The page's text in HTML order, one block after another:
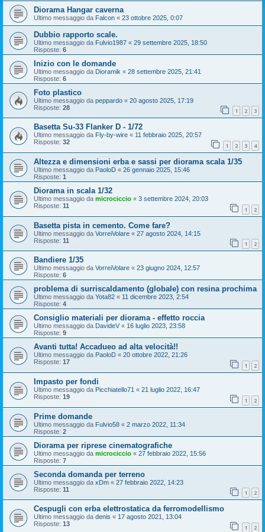
Diorama Hangar caverna
Ultimo messaggio da Falcon « 23 ottobre 2025, 0:07
Dubbio rapporto scale.
Ultimo messaggio da Fulvio1987 « 29 settembre 2025, 18:50
Risposte: 6
Inizio con le domande
Ultimo messaggio da Dioramik « 28 settembre 2025, 21:41
Risposte: 6
Foto plastico
Ultimo messaggio da peppardo « 20 agosto 2025, 17:19
Risposte: 28 1 2 3
Basetta Su-33 Flanker D - 1/72
Ultimo messaggio da Fly-by-wire « 11 febbraio 2025, 20:57
Risposte: 32 1 2 3 4
Altezza e dimensioni erba e sassi per diorama scala 1/35
Ultimo messaggio da PaoloD « 26 gennaio 2025, 15:46
Risposte: 1
Diorama in scala 1/32
Ultimo messaggio da microciccio « 3 settembre 2024, 20:03
Risposte: 11 1 2
Basetta pista in cemento. Come fare?
Ultimo messaggio da VorreiVolare « 27 agosto 2024, 14:15
Risposte: 11 1 2
Bandiere 1/35
Ultimo messaggio da VorreiVolare « 23 giugno 2024, 12:57
Risposte: 6
problema di surriscaldamento (globale) con resina prochima
Ultimo messaggio da Yota82 « 11 dicembre 2023, 2:54
Risposte: 4
Consiglio materiali per diorama - effetto roccia
Ultimo messaggio da DavideV « 16 luglio 2023, 23:58
Risposte: 9
Avanti tutta! Accadueo ad alta velocità!!
Ultimo messaggio da PaoloD « 20 ottobre 2022, 21:26
Risposte: 17 1 2
Impasto per fondi
Ultimo messaggio da Picchiatello71 « 21 luglio 2022, 16:47
Risposte: 19 1 2
Prime domande
Ultimo messaggio da Fulvio58 « 2 marzo 2022, 11:34
Risposte: 2
Diorama per riprese cinematografiche
Ultimo messaggio da microciccio « 27 febbraio 2022, 15:56
Risposte: 7
Seconda domanda per terreno
Ultimo messaggio da xDm « 27 febbraio 2022, 14:23
Risposte: 11 1 2
Cespugli con erba elettrostatica da ferromodellismo
Ultimo messaggio da denis « 17 agosto 2021, 13:04
Risposte: 13 1 2